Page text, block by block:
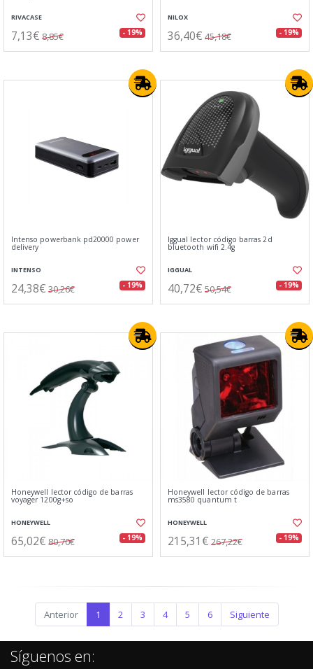
RIVACASE
7,13€ 8,85€ - 19%
NILOX
36,40€ 45,18€ - 19%
Intenso powerbank pd20000 power
delivery
INTENSO
24,38€ 30,26€ - 19%
Iggual lector código barras 2d
bluetooth wifi 2.4g
IGGUAL
40,72€ 50,54€ - 19%
Honeywell lector código de barras
voyager 1200g+so
HONEYWELL
65,02€ 80,70€ - 19%
Honeywell lector código de barras
ms3580 quantum t
HONEYWELL
215,31€ 267,22€ - 19%
Anterior 1 2 3 4 5 6 Siguiente
Síguenos en: